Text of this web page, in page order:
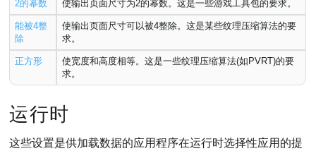
2的幂数 使输出页面尺寸为2的幂数。这是一些游戏工具包的要求。
能被4整
除
使输出页面尺寸可以被4整除。这是某些纹理压缩算法的要
求。
正方形
使宽度和高度相等。这是一些纹理压缩算法(如PVRT)的要
求。
运行时
这些设置是供加载数据的应用程序在运行时选择性应用的提